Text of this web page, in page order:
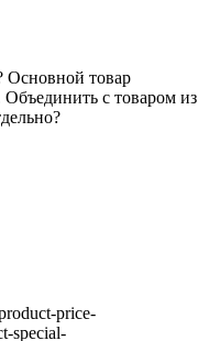
Основной товар
Объединить с товаром из
price-
special-